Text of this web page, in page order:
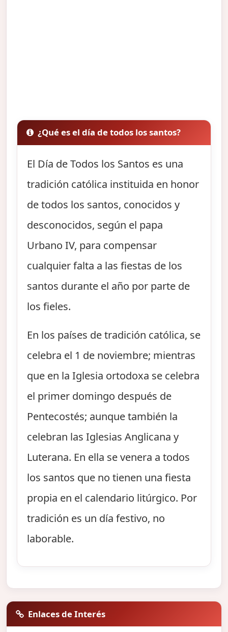
¿Qué es el día de todos los santos?
El Día de Todos los Santos es una
tradición católica instituida en honor
de todos los santos, conocidos y
desconocidos, según el papa
Urbano IV, para compensar
cualquier falta a las fiestas de los
santos durante el año por parte de
los fieles.
En los países de tradición católica, se
celebra el 1 de noviembre; mientras
que en la Iglesia ortodoxa se celebra
el primer domingo después de
Pentecostés; aunque también la
celebran las Iglesias Anglicana y
Luterana. En ella se venera a todos
los santos que no tienen una fiesta
propia en el calendario litúrgico. Por
tradición es un día festivo, no
laborable.
Enlaces de Interés